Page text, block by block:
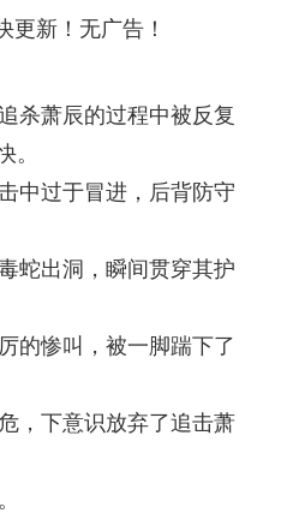
更新！无广告！
杀萧辰的过程中被反复
。
中过于冒进，后背防守
蛇出洞，瞬间贯穿其护
的惨叫，被一脚踹下了
，下意识放弃了追击萧